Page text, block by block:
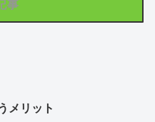
事
メリット